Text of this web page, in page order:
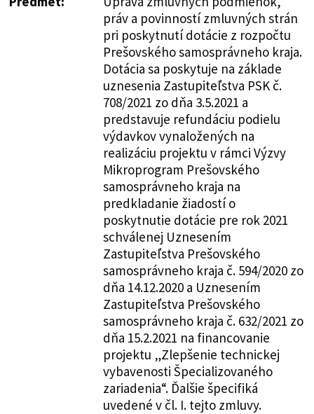
práv a povinností zmluvných strán
pri poskytnutí dotácie z rozpočtu
Prešovského samosprávneho kraja.
Dotácia sa poskytuje na základe
uznesenia Zastupiteľstva PSK č.
708/2021 zo dňa 3.5.2021 a
predstavuje refundáciu podielu
výdavkov vynaložených na
realizáciu projektu v rámci Výzvy
Mikroprogram Prešovského
samosprávneho kraja na
predkladanie žiadostí o
poskytnutie dotácie pre rok 2021
schválenej Uznesením
Zastupiteľstva Prešovského
samosprávneho kraja č. 594/2020 zo
dňa 14.12.2020 a Uznesením
Zastupiteľstva Prešovského
samosprávneho kraja č. 632/2021 zo
dňa 15.2.2021 na financovanie
projektu „Zlepšenie technickej
vybavenosti Špecializovaného
zariadenia“. Ďalšie špecifiká
uvedené v čl. I. tejto zmluvy.